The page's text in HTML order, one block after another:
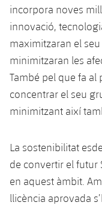
incorpora noves
innovació,
maximitzaran el
minimitzaran les
També pel que fa al
concentrar el seu
minimitzant així
La sostenibilitat
de convertir el futur
en aquest àmbit.
llicència aprovada